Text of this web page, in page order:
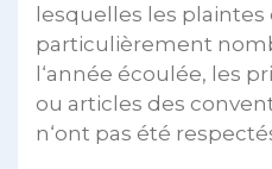
lesquelles les plaintes
particulièrement
l‘année écoulée, les
ou articles des
n‘ont pas été